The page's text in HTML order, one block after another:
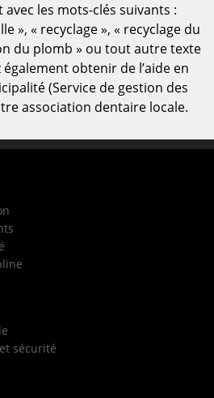
les mots-clés suivants :
», « recyclage », « recyclage du
du plomb » ou tout autre texte
obtenir de l’aide en
(Service de gestion des
association dentaire locale.
sécurité